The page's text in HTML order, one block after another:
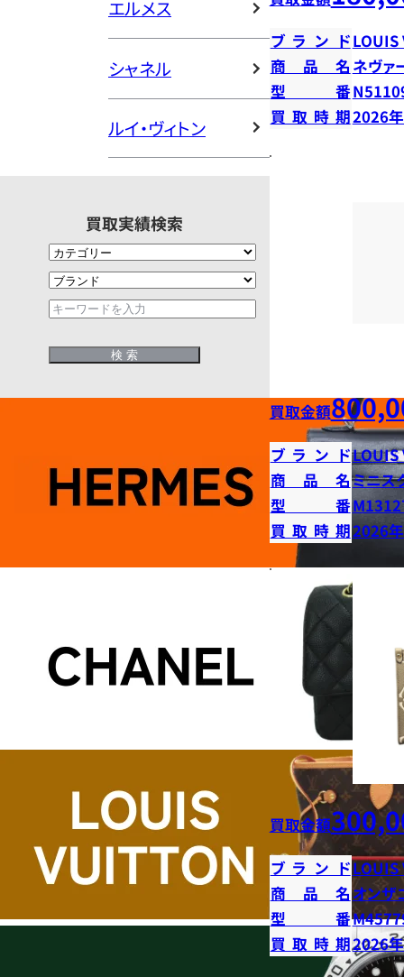
エルメス
シャネル
ルイ・ヴィトン
買取実績検索
ブランドLOUIS
商品名 ネヴァ
型番
買取時期2026
買取金額
ブランドLOUIS
商品名ミニス
型番
買取時期2026
買取金額
ブランドLOUIS
商品名オンザ
型番
買取時期2026